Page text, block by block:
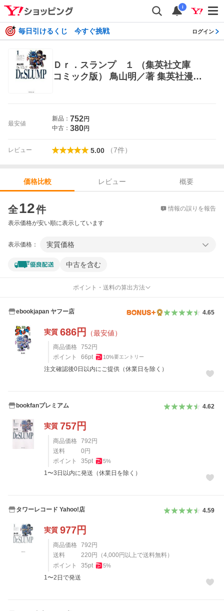
i
毎日引けるくじ 今すぐ挑戦 ログイン
Ｄｒ．スランプ １ （集英社文庫
コミック版） 鳥山明／著 集英社漫画
最安値
新品： 752円
中古： 380円
レビュー 5.00 （7件）
価格比較 レビュー
概要
全12件 情報の誤りを報告
表示価格が安い順に表示しています
表示価格： 実質価格
中古を含む
ポイント・送料の算出方法
ebookjapan ヤフー店 4.65
実質 686円 （最安値）
商品価格 752 円
ポイント
66pt 10%要エントリー
注文確認後0日以内にご提供（休業日を除く）
bookfanプレミアム 4.62
実質 757円
商品価格 792 円
送料
0 円
ポイント
35pt 5%
1〜3日以内に発送（休業日を除く）
タワーレコード Yahoo!店 4.59
実質 977円
商品価格 792 円
送料
220 円 （4,000 円以上で送料無料）
ポイント
35pt 5%
1〜2日で発送